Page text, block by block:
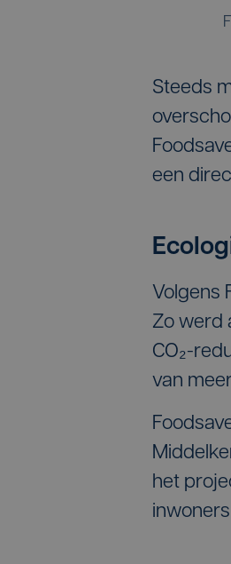
Steeds
een
Volgens
Zo werd
CO₂-
van
het